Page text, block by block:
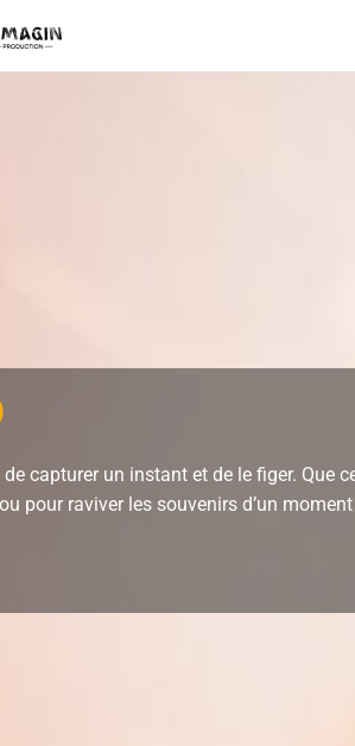
capturer un instant et de le figer. Que
pour raviver les souvenirs d’un